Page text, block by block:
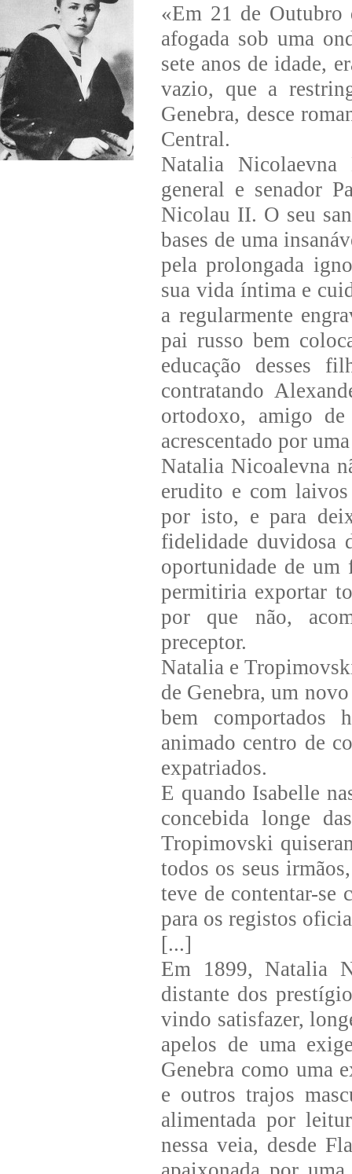
«Em 21 de Outubro
afogada sob uma
sete anos de idade,
vazio, que a
Genebra, desce
Central.
Natalia
general e senador
Nicolau II. O seu
bases de uma
pela prolongada
sua vida íntima e
a regularmente
pai russo bem
educação desses
contratando
ortodoxo, amigo
acrescentado por
Natalia Nicoalevna
erudito e com laivos
por isto, e para
fidelidade duvidosa
oportunidade de um
permitiria exportar
por que não,
preceptor.
Natalia e
de Genebra, um
bem comportados
animado centro de
expatriados.
E quando Isabelle
concebida longe
Tropimovski
todos os seus
teve de contentar-se
para os registos
[...]
Em 1899, Natalia
distante dos
vindo satisfazer,
apelos de uma
Genebra como uma
e outros trajos
alimentada por
nessa veia, desde